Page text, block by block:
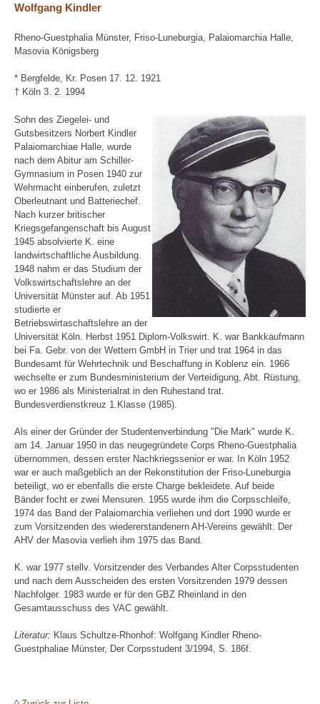
Wolfgang Kindler
Rheno-Guestphalia Münster, Friso-Luneburgia, Palaiomarchia Halle,
Masovia Königsberg
* Bergfelde, Kr. Posen 17. 12. 1921
† Köln 3. 2. 1994
Sohn des Ziegelei- und
Gutsbesitzers Norbert Kindler
Palaiomarchiae Halle, wurde
nach dem Abitur am Schiller-
Gymnasium in Posen 1940 zur
Wehrmacht einberufen, zuletzt
Oberleutnant und Batteriechef.
Nach kurzer britischer
Kriegsgefangenschaft bis August
1945 absolvierte K. eine
landwirtschaftliche Ausbildung.
1948 nahm er das Studium der
Volkswirtschaftslehre an der
Universität Münster auf. Ab 1951
studierte er
Betriebswirtaschaftslehre an der
Universität Köln. Herbst 1951 Diplom-Volkswirt. K. war Bankkaufmann
bei Fa. Gebr. von der Wettern GmbH in Trier und trat 1964 in das
Bundesamt für Wehrtechnik und Beschaffung in Koblenz ein. 1966
wechselte er zum Bundesministerium der Verteidigung, Abt. Rüstung,
wo er 1986 als Ministerialrat in den Ruhestand trat.
Bundesverdienstkreuz 1.Klasse (1985).
Als einer der Gründer der Studentenverbindung "Die Mark" wurde K.
am 14. Januar 1950 in das neugegründete Corps Rheno-Guestphalia
übernommen, dessen erster Nachkriegssenior er war. In Köln 1952
war er auch maßgeblich an der Rekonstitution der Friso-Luneburgia
beteiligt, wo er ebenfalls die erste Charge bekleidete. Auf beide
Bänder focht er zwei Mensuren. 1955 wurde ihm die Corpsschleife,
1974 das Band der Palaiomarchia verliehen und dort 1990 wurde er
zum Vorsitzenden des wiedererstandenern AH-Vereins gewählt. Der
AHV der Masovia verlieh ihm 1975 das Band.
K. war 1977 stellv. Vorsitzender des Verbandes Alter Corpsstudenten
und nach dem Ausscheiden des ersten Vorsitzenden 1979 dessen
Nachfolger. 1983 wurde er für den GBZ Rheinland in den
Gesamtausschuss des VAC gewählt.
Literatur: Klaus Schultze-Rhonhof: Wolfgang Kindler Rheno-
Guestphaliae Münster, Der Corpsstudent 3/1994, S. 186f.